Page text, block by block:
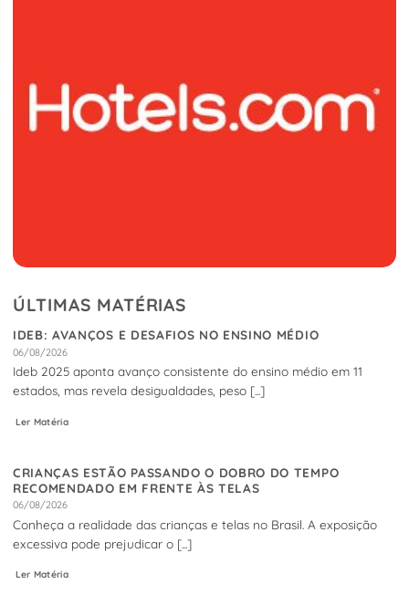
ÚLTIMAS MATÉRIAS
IDEB: AVANÇOS E DESAFIOS NO ENSINO MÉDIO
06/08/2026
Ideb 2025 aponta avanço consistente do ensino médio em 11
estados, mas revela desigualdades, peso [...]
Ler Matéria
CRIANÇAS ESTÃO PASSANDO O DOBRO DO TEMPO
RECOMENDADO EM FRENTE ÀS TELAS
06/08/2026
Conheça a realidade das crianças e telas no Brasil. A exposição
excessiva pode prejudicar o [...]
Ler Matéria